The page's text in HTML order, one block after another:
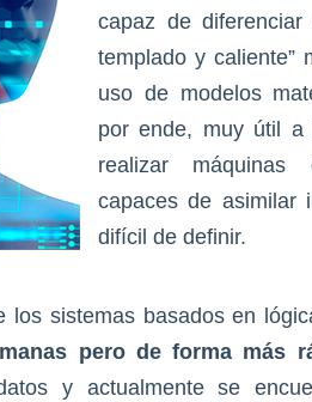
capaz de diferenciar
templado y caliente”
uso de modelos
por ende, muy útil
realizar máquinas
capaces de asimilar
difícil de definir.
los sistemas basados en
pero de forma más
y actualmente se